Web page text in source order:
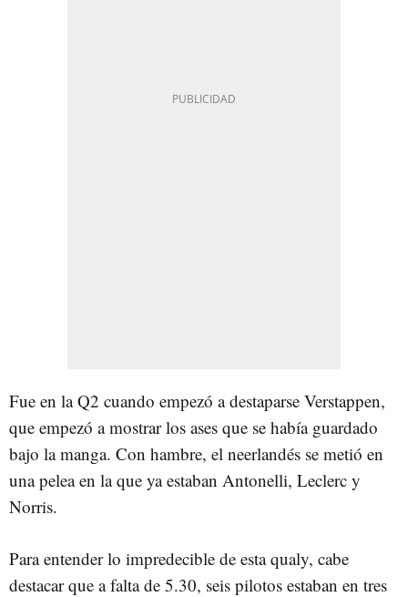
Fue en la Q2 cuando empezó a destaparse Verstappen,
que empezó a mostrar los ases que se había guardado
bajo la manga. Con hambre, el neerlandés se metió en
una pelea en la que ya estaban Antonelli, Leclerc y
Norris.
Para entender lo impredecible de esta qualy, cabe
destacar que a falta de 5.30, seis pilotos estaban en tres